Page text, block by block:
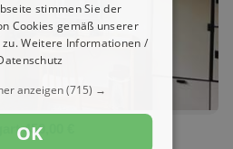
450,00 €
stimmen Sie der
Cookies gemäß unserer
zu.Weitere Informationen /
anzeigen(715) →
OK